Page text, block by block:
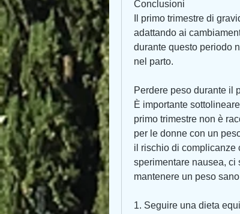
Conclusioni
Il primo trimestre di
adattando ai
durante questo periodo
nel parto.
Perdere peso durante il
È importante
primo trimestre non è
per le donne con un
il rischio di complicanze
sperimentare nausea, ci
mantenere un peso
1. Seguire una dieta